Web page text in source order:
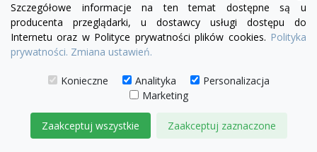
Szczegółowe informacje na ten temat dostępne są u
producenta przeglądarki, u dostawcy usługi dostępu do
Internetu oraz w Polityce prywatności plików cookies. Polityka
prywatności. Zmiana ustawień.
Konieczne Analityka
Personalizacja
Marketing
Zaakceptuj wszystkie Zaakceptuj zaznaczone